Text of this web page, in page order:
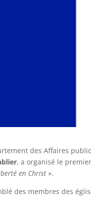
des Affaires
, a organisé le
en Christ ».
des membres des